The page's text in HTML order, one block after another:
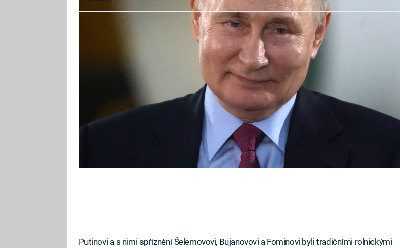
V souvislosti s životem Vladimira Putina slyšíme nejčastěji o KGB, jeho
pobytu v NDR a leningradské anabázi. Co ale víme o jeho původu a
nejbližších i dávnějších předcích?
Putinovi a s nimi spříznění Šelemovovi, Bujanovovi a Fominovi byli tradičními rolnickými